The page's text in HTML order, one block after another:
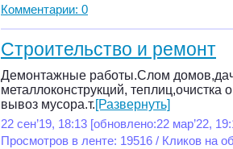
Комментарии: 0
Строительство и ремонт
Демонтажные работы.Слом
металлоконструкций, теплиц,очистка
вывоз мусора.т.[Развернуть]
22 сен’19, 18:13 [обновлено:22 мар’22,
Просмотров в ленте: 19516 / Кликов на